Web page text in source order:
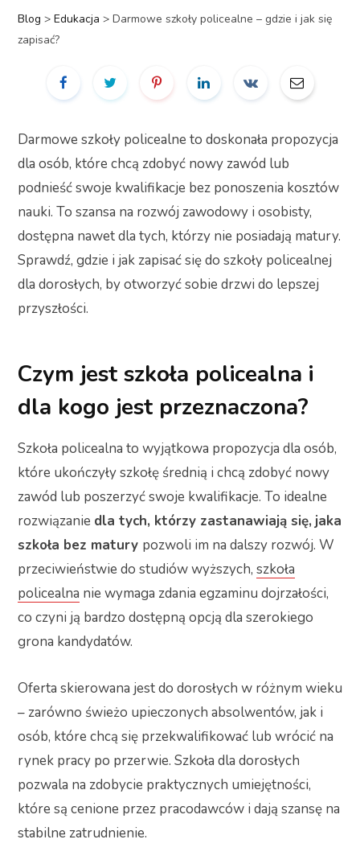
Blog > Edukacja > Darmowe szkoły policealne – gdzie i jak się
zapisać?
Darmowe szkoły policealne to doskonała propozycja
dla osób, które chcą zdobyć nowy zawód lub
podnieść swoje kwalifikacje bez ponoszenia kosztów
nauki. To szansa na rozwój zawodowy i osobisty,
dostępna nawet dla tych, którzy nie posiadają matury.
Sprawdź, gdzie i jak zapisać się do szkoły policealnej
dla dorosłych, by otworzyć sobie drzwi do lepszej
przyszłości.
Czym jest szkoła policealna i
dla kogo jest przeznaczona?
Szkoła policealna to wyjątkowa propozycja dla osób,
które ukończyły szkołę średnią i chcą zdobyć nowy
zawód lub poszerzyć swoje kwalifikacje. To idealne
rozwiązanie dla tych, którzy zastanawiają się, jaka
szkoła bez matury pozwoli im na dalszy rozwój. W
przeciwieństwie do studiów wyższych, szkoła
policealna nie wymaga zdania egzaminu dojrzałości,
co czyni ją bardzo dostępną opcją dla szerokiego
grona kandydatów.
Oferta skierowana jest do dorosłych w różnym wieku
– zarówno świeżo upieczonych absolwentów, jak i
osób, które chcą się przekwalifikować lub wrócić na
rynek pracy po przerwie. Szkoła dla dorosłych
pozwala na zdobycie praktycznych umiejętności,
które są cenione przez pracodawców i dają szansę na
stabilne zatrudnienie.